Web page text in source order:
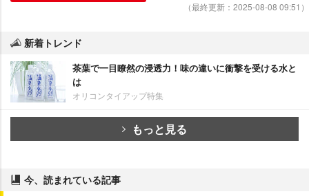
（最終更新：2025-08-08 09:51）
新着トレンド
茶葉で一目瞭然の浸透力！味の違いに衝撃を受ける水と
は
オリコンタイアップ特集
もっと見る
今、読まれている記事